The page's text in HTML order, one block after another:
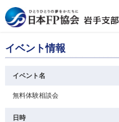
イベント情報
イベント名
無料体験相談会
日時